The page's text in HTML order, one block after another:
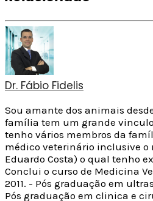
Dr. Fábio Fidelis
Sou amante dos animais
família tem um grande
tenho vários membros da
médico veterinário inclusive o
Eduardo Costa) o qual tenho
Conclui o curso de Medicina
2011. - Pós graduação em
Pós graduação em clinica e